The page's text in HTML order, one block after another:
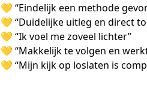
💛 “Eindelijk een methode
💛 “Duidelijke uitleg en direct
💛 “Ik voel me zoveel lichter”
💛 “Makkelijk te volgen en
💛 “Mijn kijk op loslaten is